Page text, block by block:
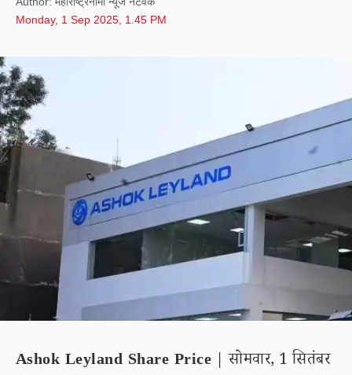
Monday, 1 Sep 2025, 1.45 PM
Ashok Leyland Share Price | सोमवार, 1 सितंबर